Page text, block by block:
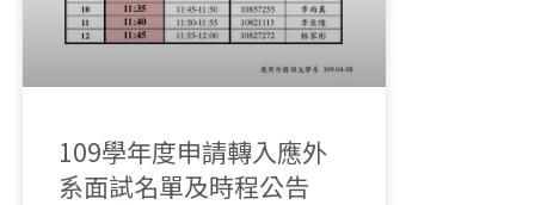
109學年度申請轉入應外
系面試名單及時程公告